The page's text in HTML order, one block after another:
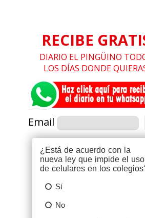
RECIBE
DIARIO EL PINGÜINO
LOS DÍAS DONDE
Email